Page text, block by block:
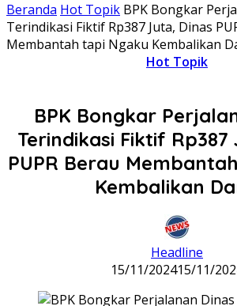
Beranda Hot Topik BPK Bongkar
Terindikasi Fiktif Rp387 Juta, Dinas
Membantah tapi Ngaku Kembalikan
Hot Topik
BPK Bongkar
Terindikasi Fiktif Rp387
PUPR Berau
Kembalikan
Headline
15/11/202415/11/